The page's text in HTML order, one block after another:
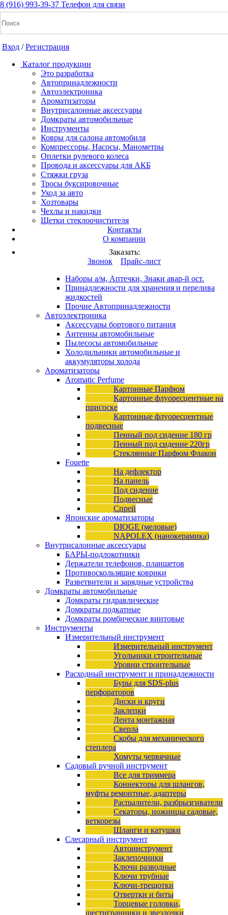
8 (916) 993-39-37 Телефон для связи
Вход /Регистрация
Каталог продукции
Это разработка
Автопринадлежности
Автоэлектроника
Ароматизаторы
Внутрисалонные аксессуары
Домкраты автомобильные
Инструменты
Ковры для салона автомобиля
Компрессоры, Насосы, Манометры
Оплетки рулевого колеса
Провода и аксессуары для АКБ
Стяжки груза
Тросы буксировочные
Уход за авто
Хозтовары
Чехлы и накидки
Щетки стеклоочистителя
Контакты
О компании
Заказать:
Звонок
Прайс-лист
+7(916) 993-39-37
Заказать звонок
Notice: Undefined index: cart_total in
/home/a/a2dm2020/a2dm.ru/public_html/wa-
cache/apps/shop/templates/compiled/shop_ru_RU/ad/3d/07/
on line 260 Notice: Trying to get property of non-object in
/home/a/a2dm2020/a2dm.ru/public_html/wa-
cache/apps/shop/templates/compiled/shop_ru_RU/ad/3d/07/
on line 260 0Р
Это разработка
Наборы а/м, Аптечки, Знаки авар-й ост.
Принадлежности для хранения и перелива
жидкостей
Прочие Автопринадлежности
Автоэлектроника
Аксессуары бортового питания
Антенны автомобильные
Пылесосы автомобильные
Холодильники автомобильные и
аккумуляторы холода
Ароматизаторы
Aromatic Perfume
Картонные Парфюм
Картонные флуоресцентные на
присоске
Картонные флуоресцентные
подвесные
Пенный под сидение 180 гр
Пенный под сидение 220гр
Стеклянные Парфюм Флакон
Fouette
На дефлектор
На панель
Под сидение
Подвесные
Спрей
Японские ароматизаторы
DIOGE (меловые)
NAPOLEX (нанокерамика)
Внутрисалонные аксессуары
БАРЫ-подлокотники
Держатели телефонов, планшетов
Противоскользящие коврики
Разветвители и зарядные устройства
Домкраты автомобильные
Домкраты гидравлические
Домкраты подкатные
Домкраты ромбические винтовые
Инструменты
Измерительный инструмент
Измерительный инструмент
Угольники строительные
Уровни строительные
Расходный инструмент и принадлежности
Буры для SDS-plus
перфораторов
Диски и круги
Заклепки
Лента монтажная
Сверла
Скобы для механического
степлера
Хомуты червячные
Садовый ручной инструмент
Все для триммера
Коннекторы для шлангов,
муфты ремонтные, адаптеры
Распылители, разбрызгиватели
Секаторы, ножницы садовые,
веткорезы
Шланги и катушки
Слесарный инструмент
Автоинструмент
Заклепочники
Ключи разводные
Ключи трубные
Ключи-трещотки
Отвертки и биты
Торцевые головки,
шестигранники и звездочки